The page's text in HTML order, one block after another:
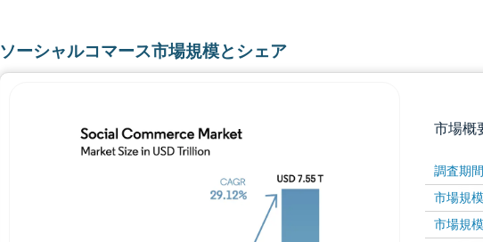
ソーシャルコマース市場規模とシェア
市場概
調査期間
市場規
市場規